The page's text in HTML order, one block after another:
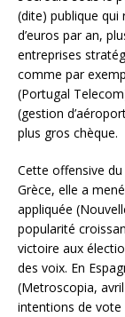
(dite) publique qui
d’euros par an,
entreprises
comme par
(Portugal
(gestion
plus gros chèque.
Cette offensive
Grèce, elle a
appliquée
popularité
victoire aux
des voix. En
(Metroscopia,
intentions de vote